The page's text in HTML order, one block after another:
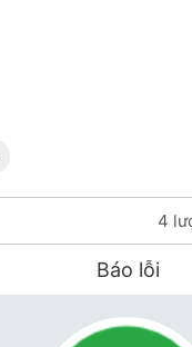
4
Báo lỗi